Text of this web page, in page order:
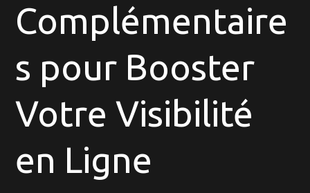
et
Payant
Complémentaire
s pour Booster
Votre Visibilité
en Ligne